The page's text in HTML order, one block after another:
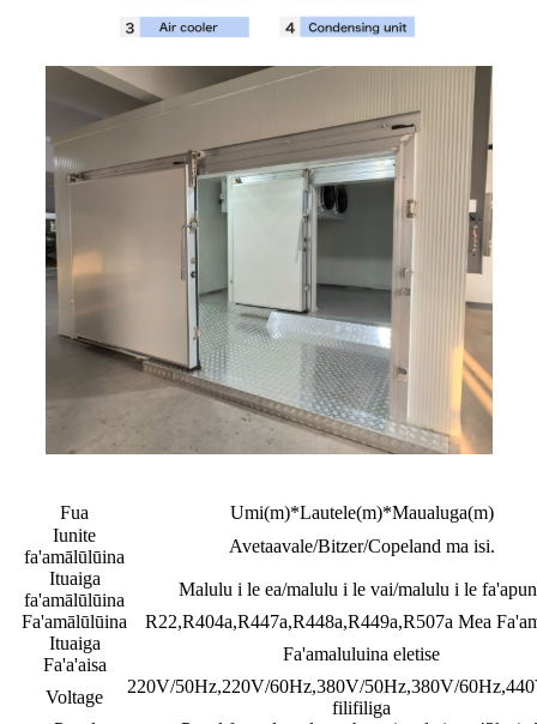
Fua
Umi(m)*Lautele(m)*Maualuga(m)
Iunite
fa'amālūlūina
Avetaavale/Bitzer/Copeland ma isi.
Ituaiga
fa'amālūlūina
Malulu i le ea/malulu i le vai/malulu i le
Fa'amālūlūina
R22,R404a,R447a,R448a,R449a,R507a Mea
Ituaiga
Fa'a'aisa
Fa'amaluluina eletise
Voltage
220V/50Hz,220V/60Hz,380V/50Hz,380V/
filifiliga